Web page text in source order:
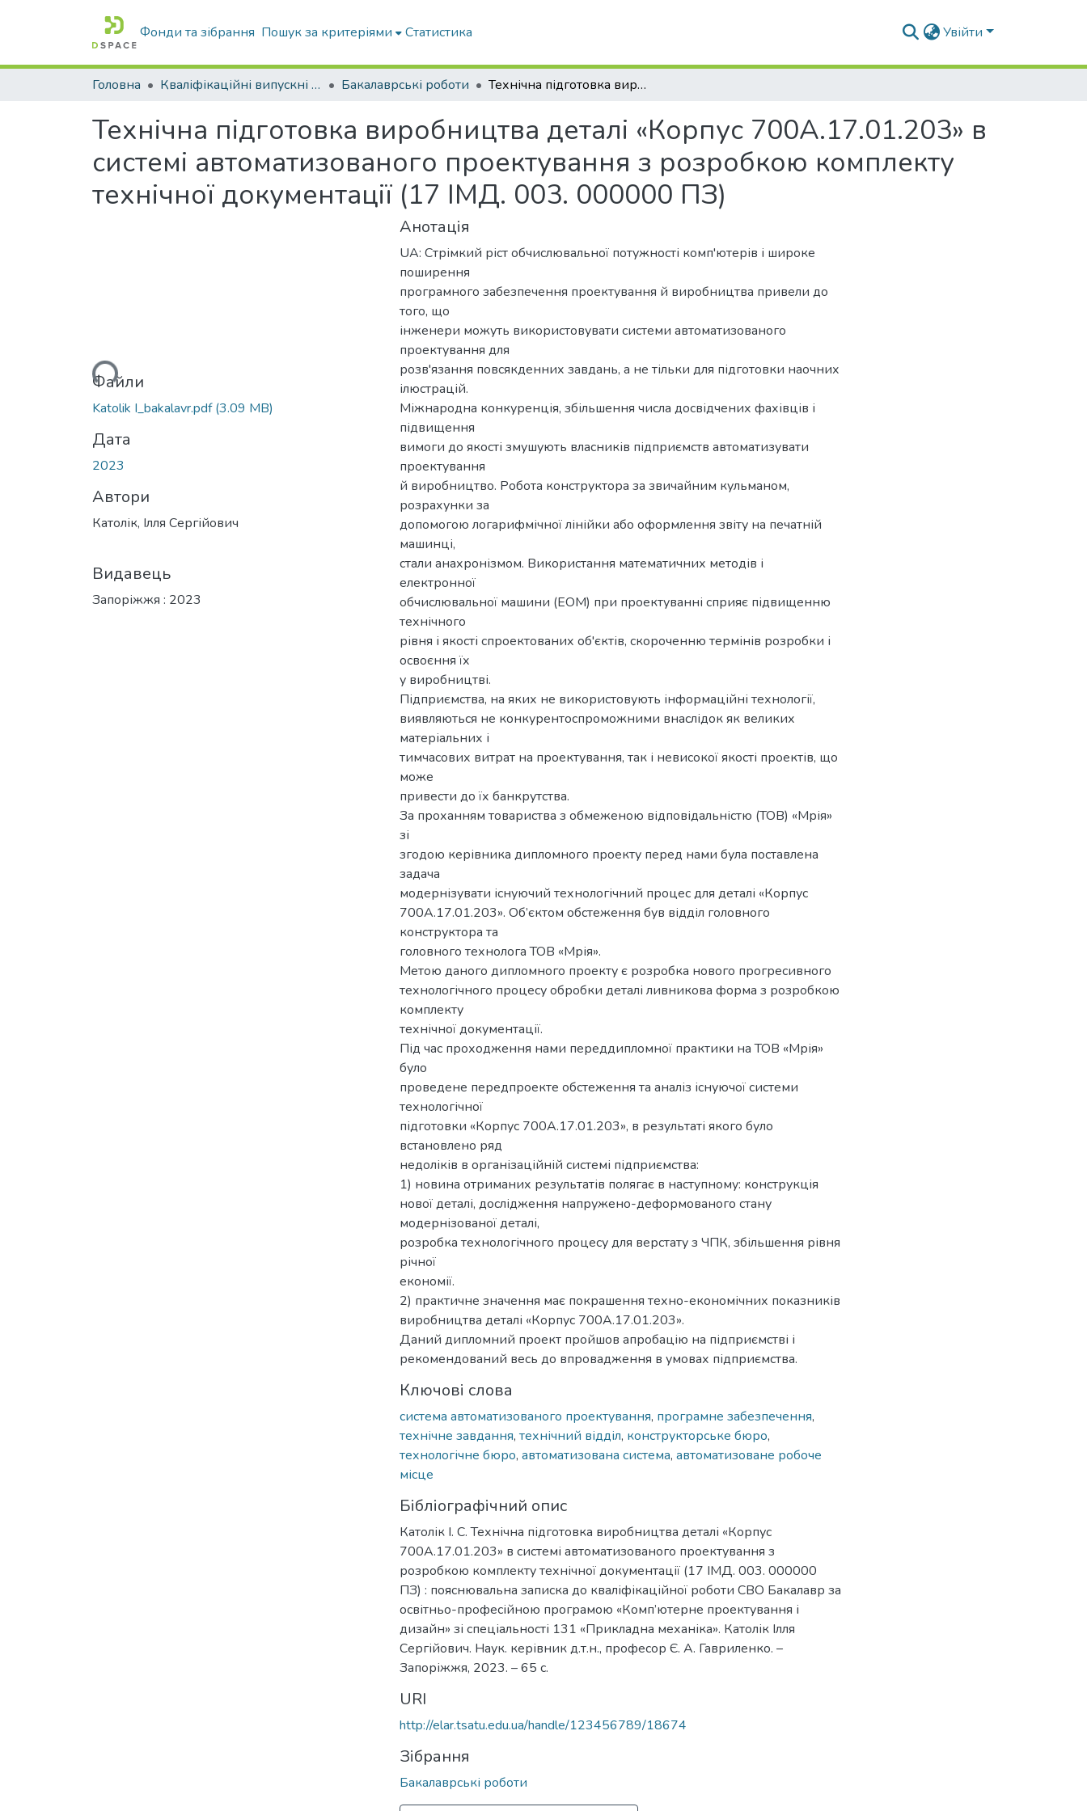
Фонди та зібрання Пошук за критеріями Статистика Увійти
Головна Кваліфікаційні випускні роботи бакалаврів і магістрів Бакалаврські роботи Технічна підготовка виробництва деталі «Корпус 700А.17.01.203» в системі автоматизованого проектування з розробкою комплекту технічної документації (17 ІМД. 003. 000000 ПЗ)
Технічна підготовка виробництва деталі «Корпус 700А.17.01.203» в
системі автоматизованого проектування з розробкою комплекту
технічної документації (17 ІМД. 003. 000000 ПЗ)
Вантажиться...
Файли
Katolik I_bakalavr.pdf(3.09 MB)
Дата
2023
Автори
Католік, Ілля Сергійович
Видавець
Запоріжжя : 2023
Анотація
UA: Стрімкий ріст обчислювальної потужності комп'ютерів і широке
поширення
програмного забезпечення проектування й виробництва привели до
того, що
інженери можуть використовувати системи автоматизованого
проектування для
розв'язання повсякденних завдань, а не тільки для підготовки наочних
ілюстрацій.
Міжнародна конкуренція, збільшення числа досвідчених фахівців і
підвищення
вимоги до якості змушують власників підприємств автоматизувати
проектування
й виробництво. Робота конструктора за звичайним кульманом,
розрахунки за
допомогою логарифмічної лінійки або оформлення звіту на печатній
машинці,
стали анахронізмом. Використання математичних методів і
електронної
обчислювальної машини (ЕОМ) при проектуванні сприяє підвищенню
технічного
рівня і якості спроектованих об'єктів, скороченню термінів розробки і
освоєння їх
у виробництві.
Підприємства, на яких не використовують інформаційні технології,
виявляються не конкурентоспроможними внаслідок як великих
матеріальних і
тимчасових витрат на проектування, так і невисокої якості проектів, що
може
привести до їх банкрутства.
За проханням товариства з обмеженою відповідальністю (ТОВ) «Мрія»
зі
згодою керівника дипломного проекту перед нами була поставлена
задача
модернізувати існуючий технологічний процес для деталі «Корпус
700А.17.01.203». Об’єктом обстеження був відділ головного
конструктора та
головного технолога ТОВ «Мрія».
Метою даного дипломного проекту є розробка нового прогресивного
технологічного процесу обробки деталі ливникова форма з розробкою
комплекту
технічної документації.
Під час проходження нами переддипломної практики на ТОВ «Мрія»
було
проведене передпроекте обстеження та аналіз існуючої системи
технологічної
підготовки «Корпус 700А.17.01.203», в результаті якого було
встановлено ряд
недоліків в організаційній системі підприємства:
1) новина отриманих результатів полягає в наступному: конструкція
нової деталі, дослідження напружено-деформованого стану
модернізованої деталі,
розробка технологічного процесу для верстату з ЧПК, збільшення рівня
річної
економії.
2) практичне значення має покрашення техно-економічних показників
виробництва деталі «Корпус 700А.17.01.203».
Даний дипломний проект пройшов апробацію на підприємстві і
рекомендований весь до впровадження в умовах підприємства.
Ключові слова
система автоматизованого проектування, програмне забезпечення,
технічне завдання, технічний відділ, конструкторське бюро,
технологічне бюро, автоматизована система, автоматизоване робоче
місце
Бібліографічний опис
Католік І. С. Технічна підготовка виробництва деталі «Корпус
700А.17.01.203» в системі автоматизованого проектування з
розробкою комплекту технічної документації (17 ІМД. 003. 000000
ПЗ) : пояснювальна записка до кваліфікаційної роботи СВО Бакалавр за
освітньо-професійною програмою «Комп’ютерне проектування і
дизайн» зі спеціальності 131 «Прикладна механіка». Католік Ілля
Сергійович. Наук. керівник д.т.н., професор Є. А. Гавриленко. –
Запоріжжя, 2023. – 65 с.
URI
http://elar.tsatu.edu.ua/handle/123456789/18674
Зібрання
Бакалаврські роботи